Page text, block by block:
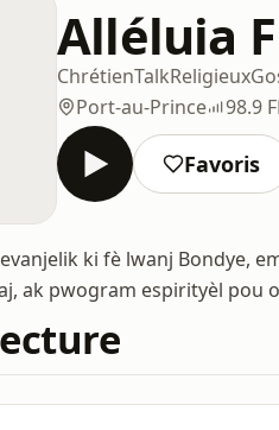
Alléluia
ChrétienTalkReligieux
Port-au-Prince
98.9
Favoris
ki fè lwanj Bondye,
ak pwogram espirityèl pou